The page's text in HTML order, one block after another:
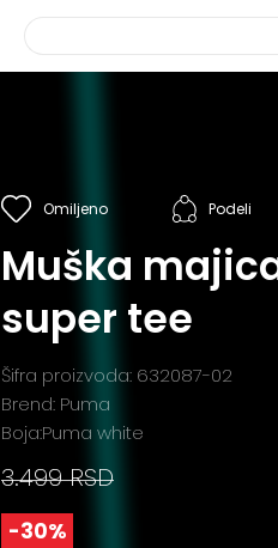
Omiljeno Podeli
Muška
super tee
Šifra proizvoda: 632087-02
Brend: Puma
Boja:Puma white
3.499 RSD
-30%